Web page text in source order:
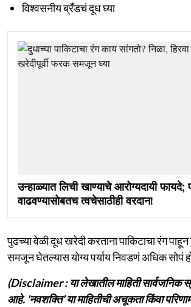
विश्वसनीय ब्रँडचं दूध घ्या
उन्हाळ्यात लिची खाण्याचे आरोग्यदायी फायदे;
वाढवण्यासोबतच त्वचेसाठीही वरदान!
पुढच्या वेळी दूध खरेदी करताना पाकिटाचा रंग
समजून घेतल्यास योग्य पर्याय निवडणं अधिक सोपं
(Disclaimer : या लेखातील माहिती सार्वजनिक
आहे. ‘नवशक्ति’ या माहितीची अचूकता किंवा